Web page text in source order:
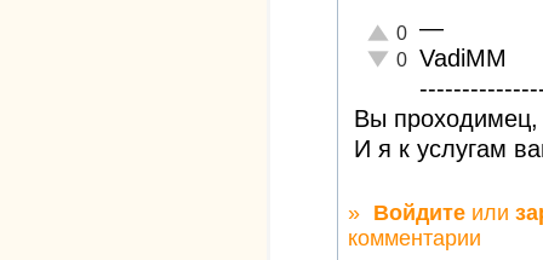
Отлично!
0
Неадекватно!
0
—
VadiMM
Вы проходимец,
И я к услугам
» Войдите или
комментарии